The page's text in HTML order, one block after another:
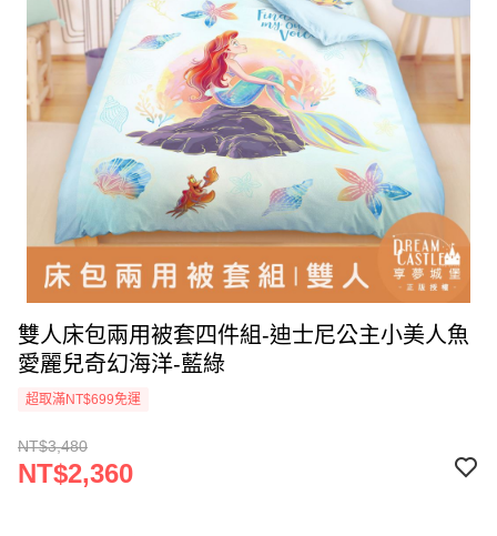
雙人床包兩用被套四件組-迪士尼公主小美人魚
愛麗兒奇幻海洋-藍綠
超取滿NT$699免運
NT$3,480
NT$2,360